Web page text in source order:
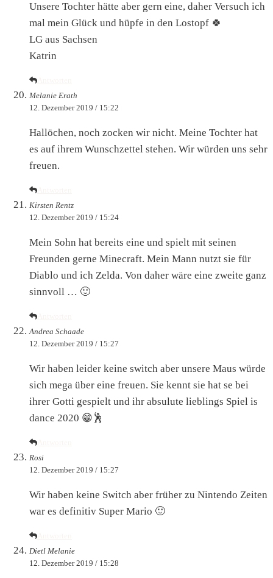
Unsere Tochter hätte aber gern eine, daher Versuch ich
mal mein Glück und hüpfe in den Lostopf 🍀
LG aus Sachsen
Katrin
Melanie Erath
12. Dezember 2019 / 15:22
Hallöchen, noch zocken wir nicht. Meine Tochter hat
es auf ihrem Wunschzettel stehen. Wir würden uns sehr
freuen.
Kirsten Rentz
12. Dezember 2019 / 15:24
Mein Sohn hat bereits eine und spielt mit seinen
Freunden gerne Minecraft. Mein Mann nutzt sie für
Diablo und ich Zelda. Von daher wäre eine zweite ganz
sinnvoll … 🙂
Andrea Schaade
12. Dezember 2019 / 15:27
Wir haben leider keine switch aber unsere Maus würde
sich mega über eine freuen. Sie kennt sie hat se bei
ihrer Gotti gespielt und ihr absulute lieblings Spiel is
dance 2020 😁🕺
Rosi
12. Dezember 2019 / 15:27
Wir haben keine Switch aber früher zu Nintendo Zeiten
war es definitiv Super Mario 🙂
Dietl Melanie
12. Dezember 2019 / 15:28